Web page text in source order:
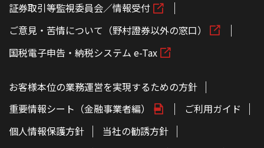
証券取引等監視委員会／情報受付
ご意見・苦情について（野村證券以外の窓口）
国税電子申告・納税システム e-Tax
お客様本位の業務運営を実現するための方針
重要情報シート（金融事業者編）
ご利用ガイド
個人情報保護方針
当社の勧誘方針